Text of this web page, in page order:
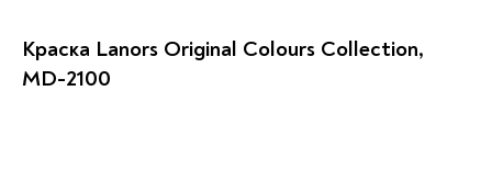
Краска Lanors Original Colours Collection,
MD-2100